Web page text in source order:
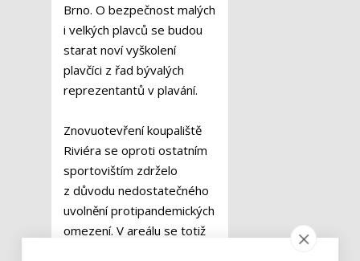
Brno. O bezpečnost malých
i velkých plavců se budou
starat noví vyškolení
plavčíci z řad bývalých
reprezentantů v plavání.
Znovuotevření koupaliště
Riviéra se oproti ostatním
sportovištím zdrželo
z důvodu nedostatečného
uvolnění protipandemických
omezení. V areálu se totiž